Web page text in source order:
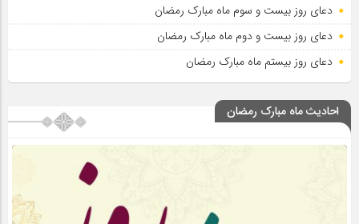
دعای روز بیست و سوم ماه مبارک رمضان
دعای روز بیست و دوم ماه مبارک رمضان
دعای روز بیستم ماه مبارک رمضان
احادیث ماه مبارک رمضان